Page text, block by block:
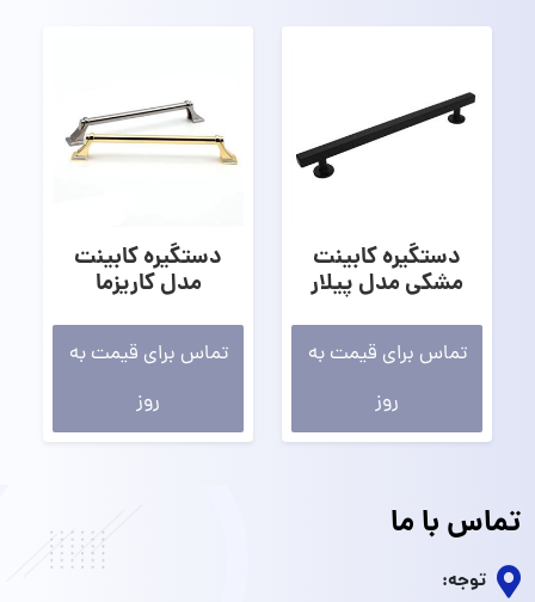
دستگیره کابینت
مشکی مدل پیلار
تماس برای قیمت به
روز
دستگیره کابینت
مدل کاریزما
تماس برای قیمت به
روز
تماس با ما
توجه: